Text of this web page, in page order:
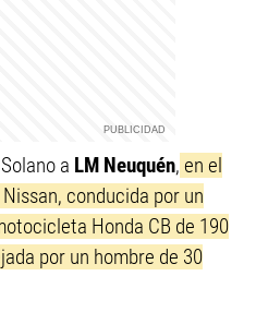
a LM Neuquén, en el
conducida por un
Honda CB de 190
por un hombre de 30